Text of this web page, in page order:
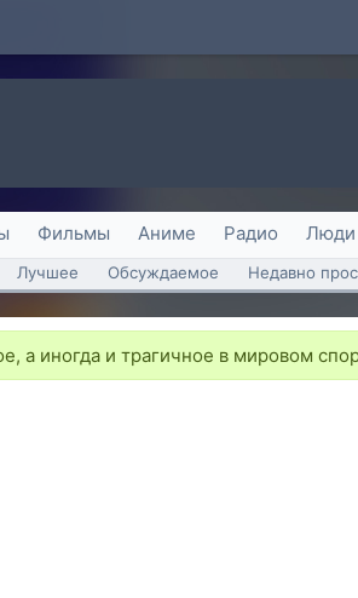
Фильмы Аниме Радио Люди
Лучшее Обсуждаемое Недавно
а иногда и трагичное в мировом